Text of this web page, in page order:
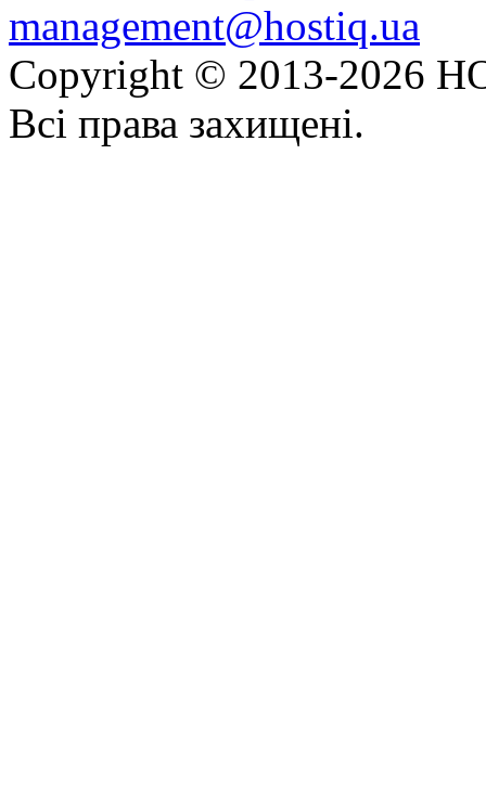
management@hostiq.ua
Copyright © 2013-2026
Всі права захищені.